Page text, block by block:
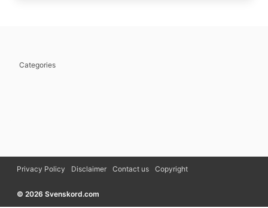
Categories
Privacy Policy Disclaimer Contact us Copyright
© 2026 Svenskord.com